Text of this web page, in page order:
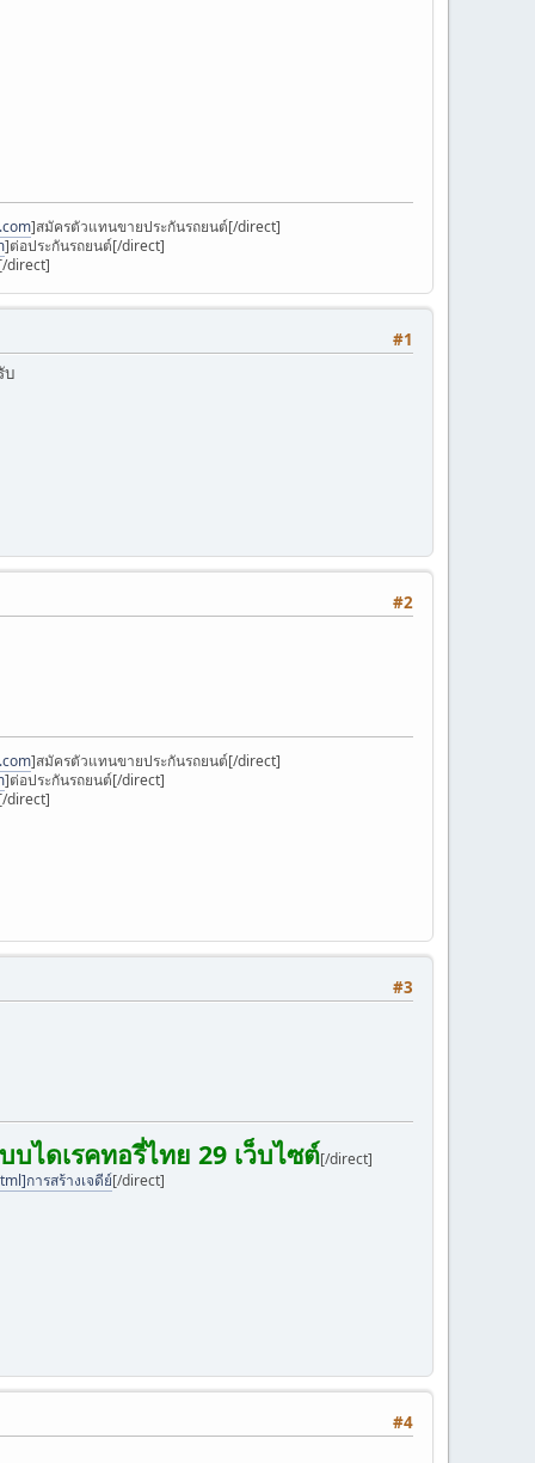
]สมัครตัวแทนขายประกันรถยนต์[/direct]
]ต่อประกันรถยนต์[/direct]
direct]
#1
บ
#2
]สมัครตัวแทนขายประกันรถยนต์[/direct]
]ต่อประกันรถยนต์[/direct]
direct]
#3
ไดเรคทอรี่ไทย 29 เว็บไซต์[/direct]
การสร้างเจดีย์[/direct]
#4